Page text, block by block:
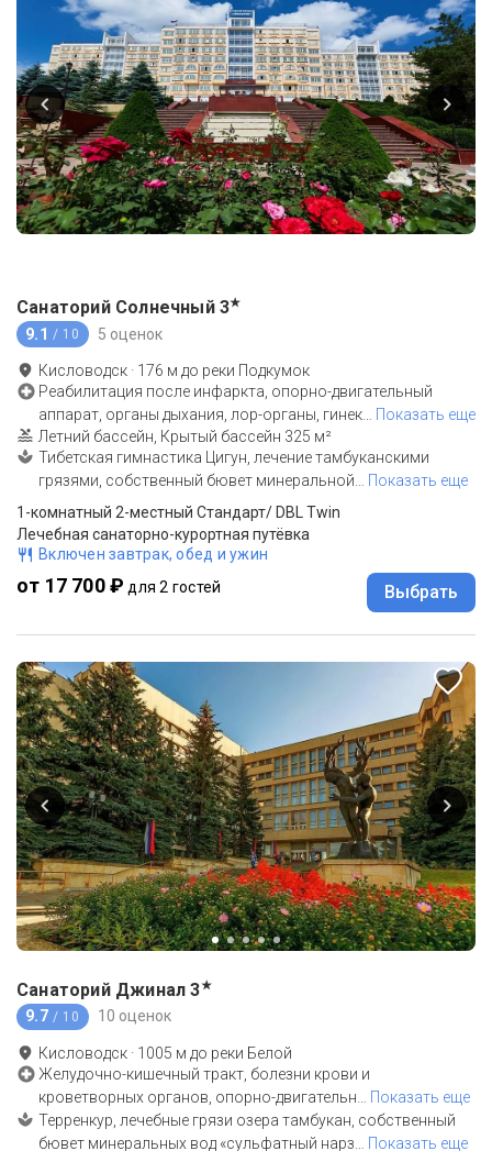
Санаторий Солнечный 3★
9.1 / 10 5 оценок
Кисловодск · 176 м до реки Подкумок
Реабилитация после инфаркта, опорно-двигательный
аппарат, органы дыхания, лор-органы, гинек
Показать еще
Летний бассейн, Крытый бассейн 325 м²
Тибетская гимнастика Цигун, лечение тамбуканскими
грязями, собственный бювет минеральной
Показать еще
1-комнатный 2-местный Стандарт/ DBL Twin
Лечебная санаторно-курортная путёвка
Включен завтрак, обед и ужин
от 17 700 ₽ для 2 гостей Выбрать
Санаторий Джинал 3★
9.7 / 10 10 оценок
Кисловодск · 1005 м до реки Белой
Желудочно-кишечный тракт, болезни крови и
кроветворных органов, опорно-двигательн
Показать еще
Терренкур, лечебные грязи озера тамбукан, собственный
бювет минеральных вод «сульфатный нарз
Показать еще